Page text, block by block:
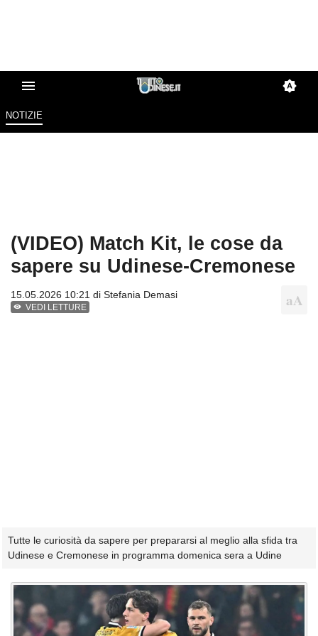
NOTIZIE
(VIDEO) Match Kit, le cose da
sapere su Udinese-Cremonese
15.05.2026 10:21 di Stefania Demasi
VEDI LETTURE
Tutte le curiosità da sapere per prepararsi al meglio alla sfida tra
Udinese e Cremonese in programma domenica sera a Udine